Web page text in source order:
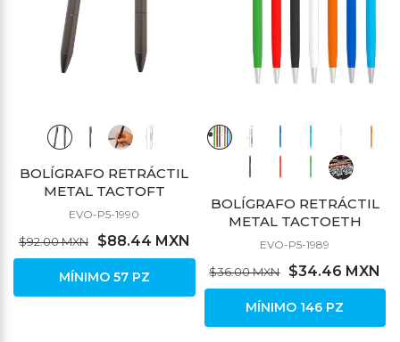
BOLÍGRAFO RETRÁCTIL
METAL TACTOFT
EVO-P5-1990
$92.00 MXN $88.44 MXN
MÍNIMO 57 PZ
BOLÍGRAFO RETRÁCTIL
METAL TACTOETH
EVO-P5-1989
$36.00 MXN $34.46 MXN
MÍNIMO 146 PZ